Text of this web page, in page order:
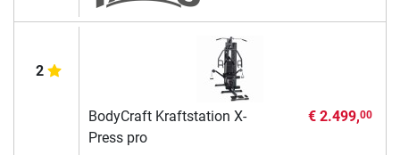
2
BodyCraft Kraftstation X-
Press pro
€ 2.499,00